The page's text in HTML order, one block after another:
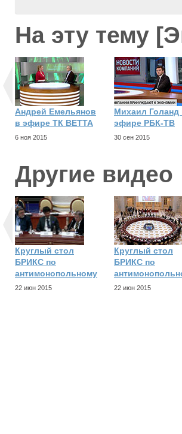
На эту тему
Андрей Емельянов
в эфире ТК ВЕТТА
6 ноя 2015
Михаил Голанд
эфире РБК-ТВ
30 сен 2015
Другие видео
Круглый стол
БРИКС по
антимонопольному
22 июн 2015
Круглый стол
БРИКС по
22 июн 2015